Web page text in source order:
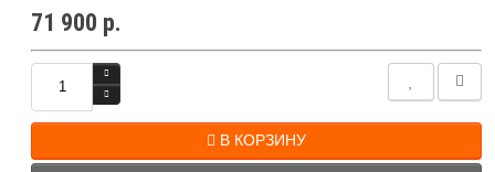
71 900 р.
В КОРЗИНУ